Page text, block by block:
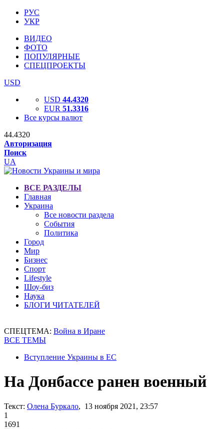
РУС
УКР
ВИДЕО
ФОТО
ПОПУЛЯРНЫЕ
СПЕЦПРОЕКТЫ
USD
USD 44.4320
EUR 51.3316
Все курсы валют
44.4320
Авторизация
Поиск
UA
ВСЕ РАЗДЕЛЫ
Главная
Украина
Все новости раздела
События
Политика
Город
Мир
Бизнес
Спорт
Lifestyle
Шоу-биз
Наука
БЛОГИ ЧИТАТЕЛЕЙ
СПЕЦТЕМА: Война в Иране
ВСЕ ТЕМЫ
Вступление Украины в ЕС
На Донбассе ранен военный
Текст: Олена Буркало, 13 ноября 2021, 23:57
1
1691